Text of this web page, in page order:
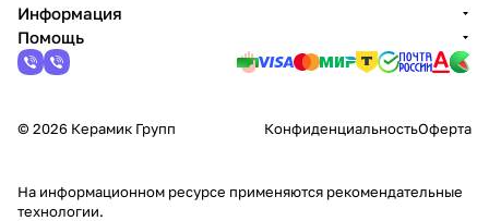
Информация
Помощь
© 2026 Керамик Групп КонфиденциальностьОферта
На информационном ресурсе применяются рекомендательные
технологии.